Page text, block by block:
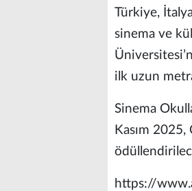
Türkiye,
sinema ve
ilk uzun
Sinema
Kasım
https://